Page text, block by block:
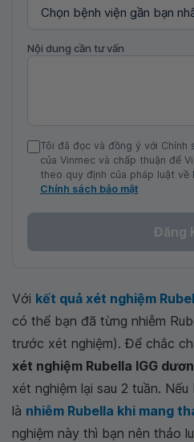
Nội dung cần tư vấn
Tôi đã đọc và đồng ý với Chính
của Vinmec và chấp thuận để
theo quy định của pháp luật về
Chính sách bảo mật
Đăng
Với kết quả xét nghiệm
có thể bạn đã từng nhiễm
trước xét nghiệm). Để chắc
xét nghiệm Rubella IGG
xét nghiệm lại sau 2 tuần.
là nhiễm Rubella khi mang
nghiệm này thì bạn nên thảo